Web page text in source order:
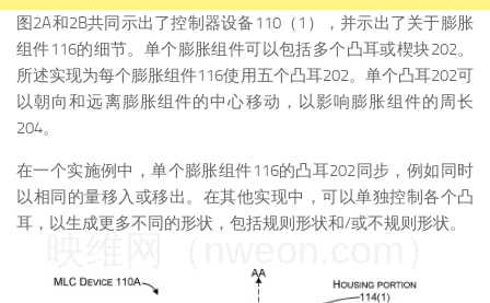
图2A和2B共同示出了控制器设备110（1），并示出了关于膨胀
组件116的细节。单个膨胀组件可以包括多个凸耳或楔块202。
所述实现为每个膨胀组件116使用五个凸耳202。单个凸耳202可
以朝向和远离膨胀组件的中心移动，以影响膨胀组件的周长
204。
在一个实施例中，单个膨胀组件116的凸耳202同步，例如同时
以相同的量移入或移出。在其他实现中，可以单独控制各个凸
耳，以生成更多不同的形状，包括规则形状和/或不规则形状。